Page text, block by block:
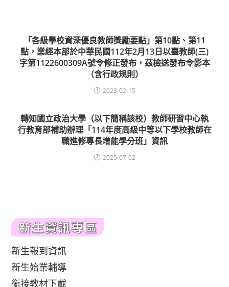
「各級學校資深優良教師獎勵要點」第10點、第11
點，業經本部於中華民國112年2月13日以臺教師(三)
字第1122600309A號令修正發布，茲檢送發布令影本
（含行政規則）
2023-02-15
轉知國立政治大學（以下簡稱該校）教師研習中心執
行教育部補助辦理「114年度高級中等以下學校教師在
職進修專長增能學分班」資訊
2025-07-02
新生報到資訊
新生始業輔導
銜接教材下載